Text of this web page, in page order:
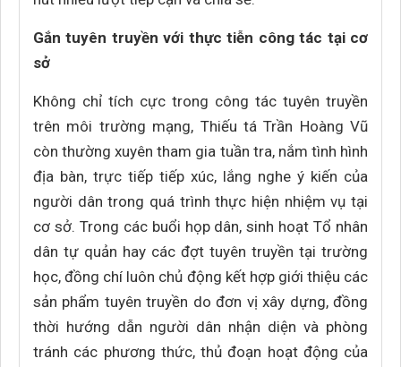
Gắn tuyên truyền với thực tiễn công tác tại cơ
sở
Không chỉ tích cực trong công tác tuyên truyền
trên môi trường mạng, Thiếu tá Trần Hoàng Vũ
còn thường xuyên tham gia tuần tra, nắm tình hình
địa bàn, trực tiếp tiếp xúc, lắng nghe ý kiến của
người dân trong quá trình thực hiện nhiệm vụ tại
cơ sở. Trong các buổi họp dân, sinh hoạt Tổ nhân
dân tự quản hay các đợt tuyên truyền tại trường
học, đồng chí luôn chủ động kết hợp giới thiệu các
sản phẩm tuyên truyền do đơn vị xây dựng, đồng
thời hướng dẫn người dân nhận diện và phòng
tránh các phương thức, thủ đoạn hoạt động của